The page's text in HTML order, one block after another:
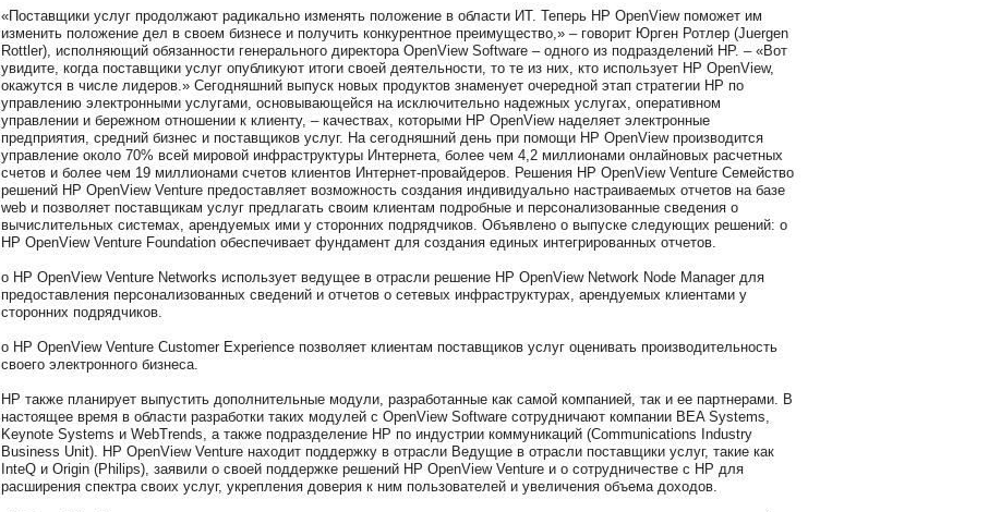
«Поставщики услуг продолжают радикально изменять положение в области ИТ. Теперь HP OpenView поможет им
изменить положение дел в своем бизнесе и получить конкурентное преимущество,» – говорит Юрген Ротлер (Juergen
Rottler), исполняющий обязанности генерального директора OpenView Software – одного из подразделений HP. – «Вот
увидите, когда поставщики услуг опубликуют итоги своей деятельности, то те из них, кто использует HP OpenView,
окажутся в числе лидеров.» Сегодняшний выпуск новых продуктов знаменует очередной этап стратегии HP по
управлению электронными услугами, основывающейся на исключительно надежных услугах, оперативном
управлении и бережном отношении к клиенту, – качествах, которыми HP OpenView наделяет электронные
предприятия, средний бизнес и поставщиков услуг. На сегодняшний день при помощи HP OpenView производится
управление около 70% всей мировой инфраструктуры Интернета, более чем 4,2 миллионами онлайновых расчетных
счетов и более чем 19 миллионами счетов клиентов Интернет-провайдеров. Решения HP OpenView Venture Семейство
решений HP OpenView Venture предоставляет возможность создания индивидуально настраиваемых отчетов на базе
web и позволяет поставщикам услуг предлагать своим клиентам подробные и персонализованные сведения о
вычислительных системах, арендуемых ими у сторонних подрядчиков. Объявлено о выпуске следующих решений: o
HP OpenView Venture Foundation обеспечивает фундамент для создания единых интегрированных отчетов.
o HP OpenView Venture Networks использует ведущее в отрасли решение HP OpenView Network Node Manager для
предоставления персонализованных сведений и отчетов о сетевых инфраструктурах, арендуемых клиентами у
сторонних подрядчиков.
o HP OpenView Venture Customer Experience позволяет клиентам поставщиков услуг оценивать производительность
своего электронного бизнеса.
HP также планирует выпустить дополнительные модули, разработанные как самой компанией, так и ее партнерами. В
настоящее время в области разработки таких модулей с OpenView Software сотрудничают компании BEA Systems,
Keynote Systems и WebTrends, а также подразделение HP по индустрии коммуникаций (Communications Industry
Business Unit). HP OpenView Venture находит поддержку в отрасли Ведущие в отрасли поставщики услуг, такие как
InteQ и Origin (Philips), заявили о своей поддержке решений HP OpenView Venture и о сотрудничестве с HP для
расширения спектра своих услуг, укрепления доверия к ним пользователей и увеличения объема доходов.